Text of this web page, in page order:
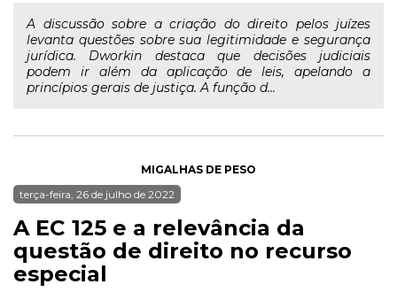
A discussão sobre a criação do direito pelos juízes
levanta questões sobre sua legitimidade e segurança
jurídica. Dworkin destaca que decisões judiciais
podem ir além da aplicação de leis, apelando a
princípios gerais de justiça. A função d...
MIGALHAS DE PESO
terça-feira, 26 de julho de 2022
A EC 125 e a relevância da
questão de direito no recurso
especial